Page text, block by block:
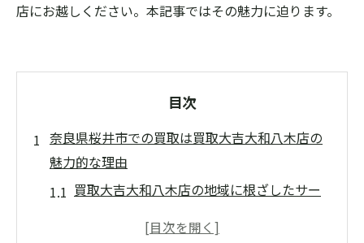
店にお越しください。本記事ではその魅力に迫ります。
目次
奈良県桜井市での買取は買取大吉大和八木店の
魅力的な理由
買取大吉大和八木店の地域に根ざしたサー